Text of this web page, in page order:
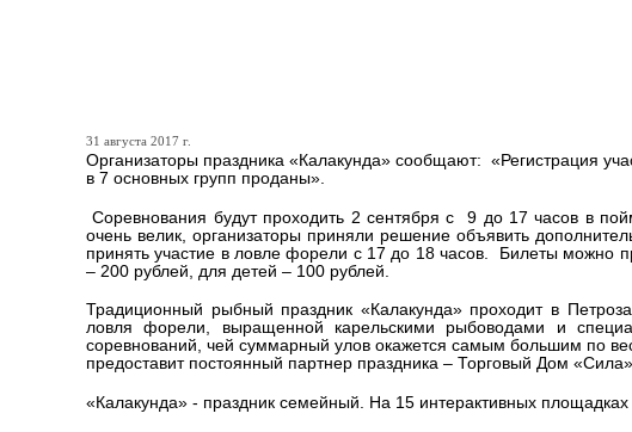
31 августа 2017 г.
Организаторы праздника «Калакунда» сообщают: «Регистрация
в 7 основных групп проданы».
Соревнования будут проходить 2 сентября с 9 до 17 часов в
очень велик, организаторы приняли решение объявить
принять участие в ловле форели с 17 до 18 часов. Билеты можно
– 200 рублей, для детей – 100 рублей.
Традиционный рыбный праздник «Калакунда» проходит в
ловля форели, выращенной карельскими рыбоводами и
соревнований, чей суммарный улов окажется самым большим по
предоставит постоянный партнер праздника – Торговый Дом
«Калакунда» - праздник семейный. На 15 интерактивных